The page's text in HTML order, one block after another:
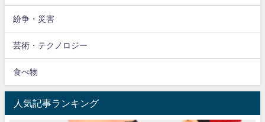
紛争・災害
芸術・テクノロジー
食べ物
人気記事ランキング